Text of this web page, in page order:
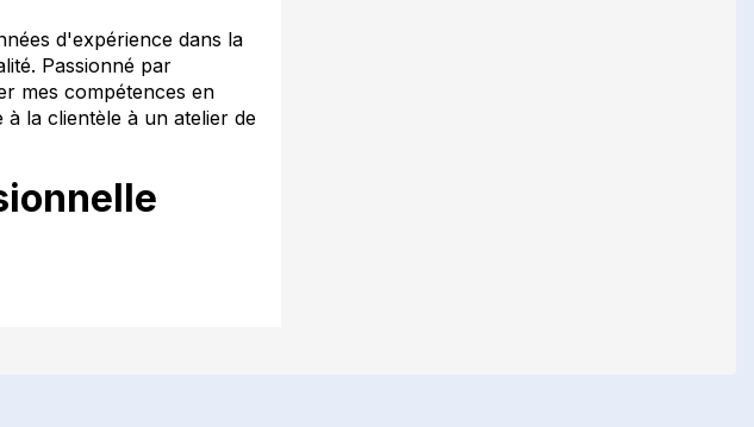
d'expérience dans la
Passionné par
mes compétences en
la clientèle à un atelier de